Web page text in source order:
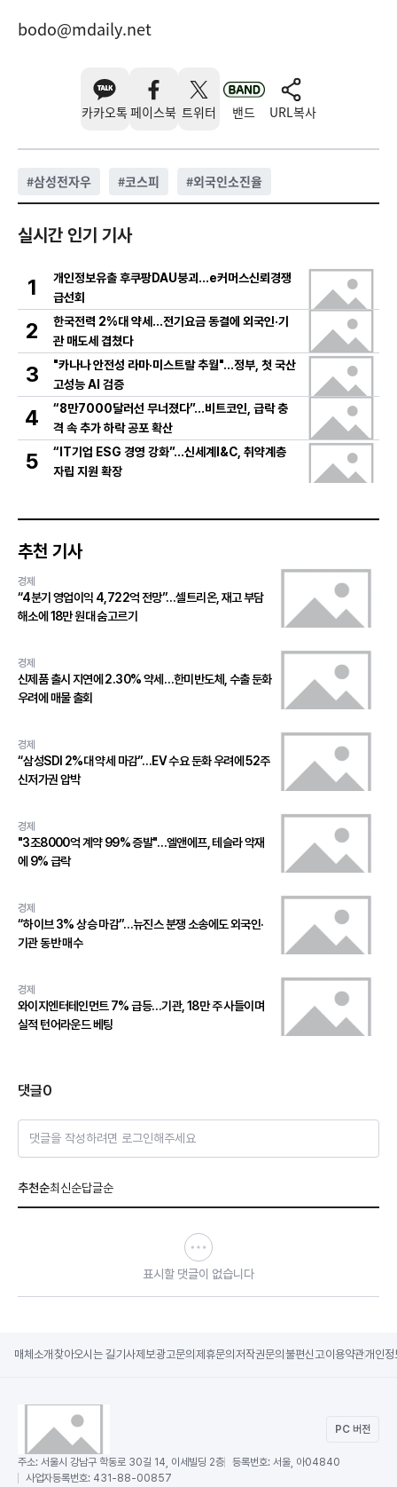
bodo@mdaily.net
카카오톡 페이스북 트위터 밴드 URL복사
#삼성전자우 #코스피 #외국인소진율
실시간 인기 기사
1
개인정보유출 후쿠팡DAU붕괴…e커머스신뢰경쟁
급선회
2
한국전력 2%대 약세…전기요금 동결에 외국인·기
관 매도세 겹쳤다
3
"카나나 안전성 라마·미스트랄 추월"…정부, 첫 국산
고성능 AI 검증
4
“8만7000달러선 무너졌다”…비트코인, 급락 충
격 속 추가 하락 공포 확산
5
“IT기업 ESG 경영 강화”…신세계I&C, 취약계층
자립 지원 확장
추천 기사
경제
“4분기 영업이익 4,722억 전망”…셀트리온, 재고 부담
해소에 18만 원대 숨고르기
경제
신제품 출시 지연에 2.30% 약세…한미반도체, 수출 둔화
우려에 매물 출회
경제
“삼성SDI 2%대 약세 마감”…EV 수요 둔화 우려에 52주
신저가권 압박
경제
"3조8000억 계약 99% 증발"…엘앤에프, 테슬라 악재
에 9% 급락
경제
“하이브 3% 상승 마감”…뉴진스 분쟁 소송에도 외국인·
기관 동반 매수
경제
와이지엔터테인먼트 7% 급등…기관, 18만 주 사들이며
실적 턴어라운드 베팅
댓글0
댓글을 작성하려면 로그인해주세요
추천순최신순답글순
표시할 댓글이 없습니다
매체소개 찾아오시는 길기사제보광고문의 제휴문의 저작권문의 불편신고이용약관개인정
PC 버전
주소: 서울시 강남구 학동로 30길 14, 이세빌딩 2층 등록번호: 서울, 아04840
사업자등록번호: 431-88-00857